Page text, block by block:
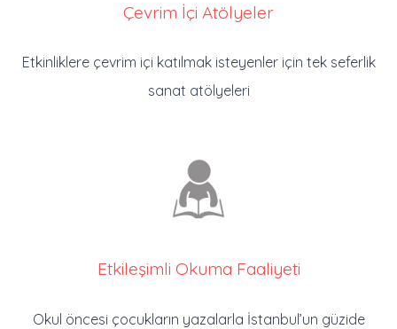
Çevrim İçi Atölyeler
Etkinliklere çevrim içi katılmak isteyenler için tek seferlik
sanat atölyeleri
Etkileşimli Okuma Faaliyeti
Okul öncesi çocukların yazalarla İstanbul’un güzide